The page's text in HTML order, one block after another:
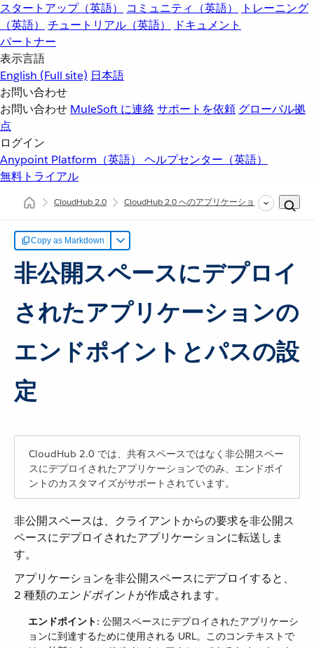
スタートアップ（英語）
コミュニティ（英語）
トレーニング
（英語）
チュートリアル（英語）
ドキュメント
パートナー
表示言語
English (Full site) 日本語
お問い合わせ
お問い合わせ MuleSoft に連絡サポートを依頼 グローバル拠
点
ログイン
Anypoint Platform（英語） ヘルプセンター（英語）
無料トライアル
CloudHub 2.0 CloudHub 2.0 へのアプリケーションのデプロイ
Copy as Markdown
非公開スペースにデプロイ
されたアプリケーションの
エンドポイントとパスの設
定
CloudHub 2.0 では、共有スペースではなく非公開スペー
スにデプロイされたアプリケーションでのみ、エンドポイ
ントのカスタマイズがサポートされています。
非公開スペースは、クライアントからの要求を非公開ス
ペースにデプロイされたアプリケーションに転送しま
す。
アプリケーションを非公開スペースにデプロイすると、
2 種類の​エンドポイント​が作成されます。
エンドポイント​: 公開スペースにデプロイされたアプリケーシ
ョンに到達するために使用される URL。このコンテキストで